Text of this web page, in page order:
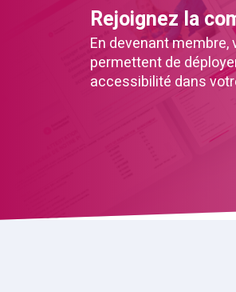
Rejoignez la
En devenant
permettent de
accessibilité dans